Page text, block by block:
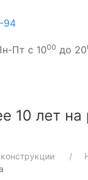
94
Пт с 1000 до 20
10 лет на